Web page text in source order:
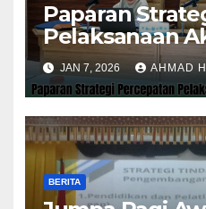
Paparan
Pelaksanaan
Konvergensi
Stunting 2025
JAN 7, 2026 AHMAD
BERITA